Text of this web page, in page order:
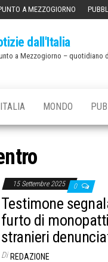
A MEZZOGIORNO
dall'Italia
a Mezzogiorno – quotidiano
ITALIA MONDO
15 Settembre 2025 0
Testimone
furto di
stranieri
Di REDAZIONE